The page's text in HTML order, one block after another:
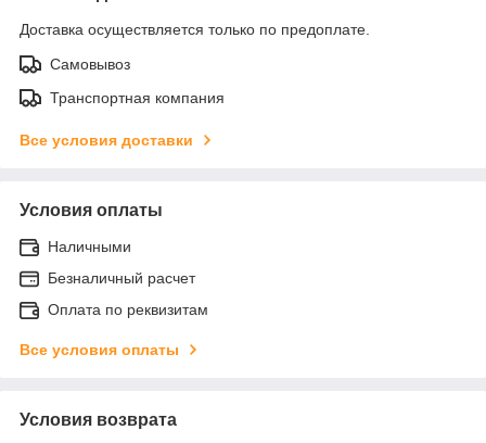
Доставка осуществляется только по предоплате.
Самовывоз
Транспортная компания
Все условия доставки
Условия оплаты
Наличными
Безналичный расчет
Оплата по реквизитам
Все условия оплаты
Условия возврата